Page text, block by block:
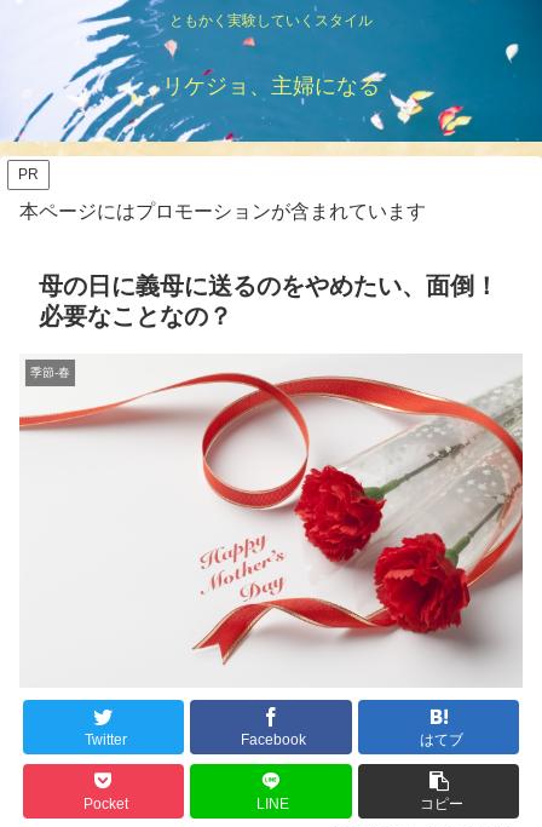
ともかく実験していくスタイル
リケジョ、主婦になる
PR
本ページにはプロモーションが含まれています
母の日に義母に送るのをやめたい、面倒！
必要なことなの？
季節-春
Twitter Facebook はてブ
Pocket LINE コピー